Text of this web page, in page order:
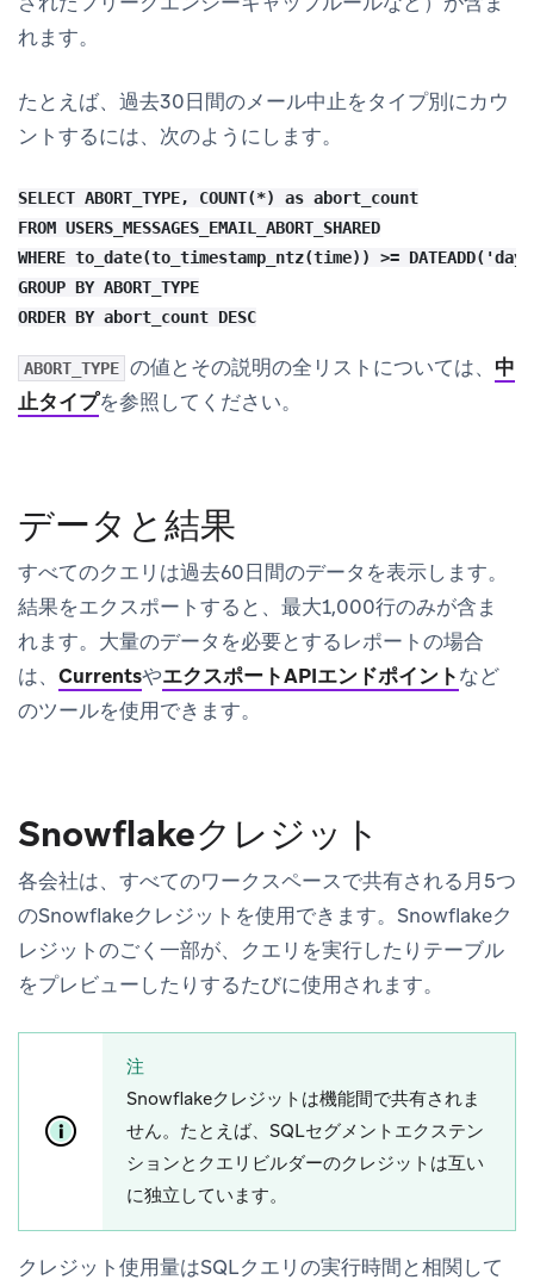
れます。
たとえば、過去30日間のメール中止をタイプ別にカウ
ントするには、次のようにします。
SELECT ABORT_TYPE, COUNT(*) as abort_count
FROM USERS_MESSAGES_EMAIL_ABORT_SHARED
WHERE to_date(to_timestamp_ntz(time)) >=
GROUP BY ABORT_TYPE
ABORT_TYPE の値とその説明の全リストについては、 中
止タイプを参照してください。
データと結果
すべてのクエリは過去60日間のデータを表示します。
結果をエクスポートすると、最大1,000行のみが含ま
れます。大量のデータを必要とするレポートの場合
は、 CurrentsやエクスポートAPIエンドポイントなど
のツールを使用できます。
Snowflakeクレジット
各会社は、すべてのワークスペースで共有される月5つ
のSnowflakeクレジットを使用できます。Snowflakeク
レジットのごく一部が、クエリを実行したりテーブル
をプレビューしたりするたびに使用されます。
注
Snowflakeクレジットは機能間で共有されま
せん。たとえば、SQLセグメントエクステン
ションとクエリビルダーのクレジットは互い
に独立しています。
クレジット使用量はSQLクエリの実行時間と相関して